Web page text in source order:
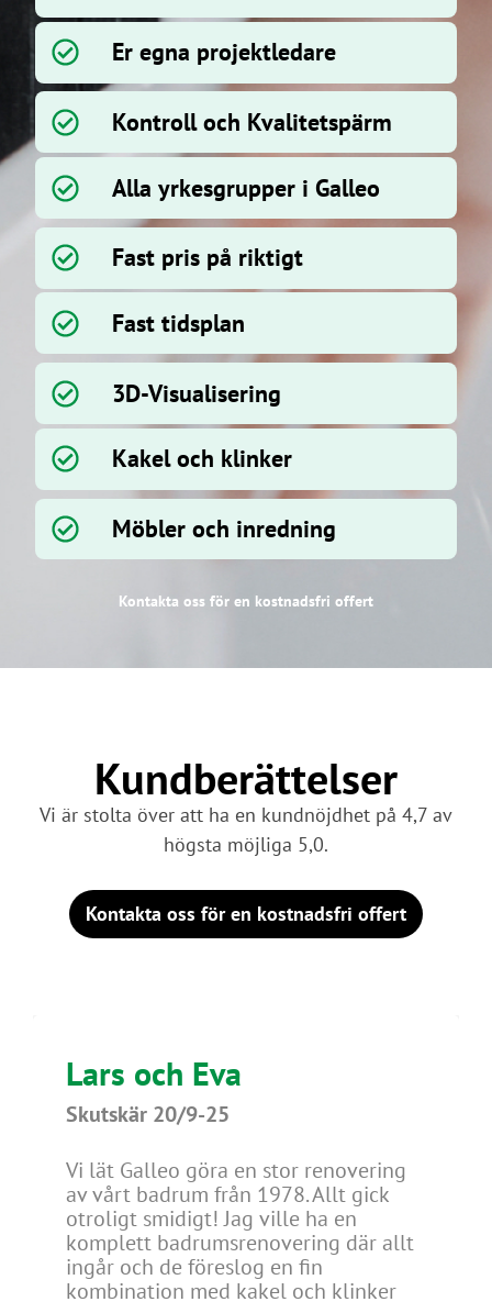
Er egna projektledare
Kontroll och Kvalitetspärm
Alla yrkesgrupper i Galleo
Fast pris på riktigt
Fast tidsplan
3D-Visualisering
Kakel och klinker
Möbler och inredning
Kontakta oss för en kostnadsfri offert
Kundberättelser
Vi är stolta över att ha en kundnöjdhet på 4,7 av
högsta möjliga 5,0.
Kontakta oss för en kostnadsfri offert
Lars och Eva
Skutskär 20/9-25
Vi lät Galleo göra en stor renovering
av vårt badrum från 1978. Allt gick
otroligt smidigt! Jag ville ha en
komplett badrumsrenovering där allt
ingår och de föreslog en fin
kombination med kakel och klinker